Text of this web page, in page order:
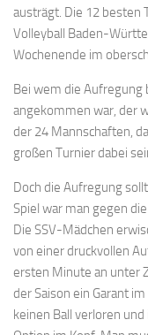
austrägt. Die 12 besten
Volleyball Baden-
Wochenende im
Bei wem die Aufregung
angekommen war, der
der 24 Mannschaften,
großen Turnier dabei
Doch die Aufregung
Spiel war man gegen
Die SSV-Mädchen
von einer druckvollen
ersten Minute an unter
der Saison ein Garant
keinen Ball verloren